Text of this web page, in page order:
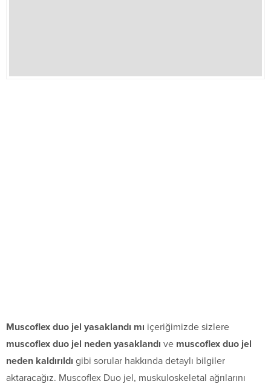
Muscoflex duo jel yasaklandı mı içeriğimizde sizlere
muscoflex duo jel neden yasaklandı ve muscoflex duo jel
neden kaldırıldı gibi sorular hakkında detaylı bilgiler
aktaracağız. Muscoflex Duo jel, muskuloskeletal ağrılarını